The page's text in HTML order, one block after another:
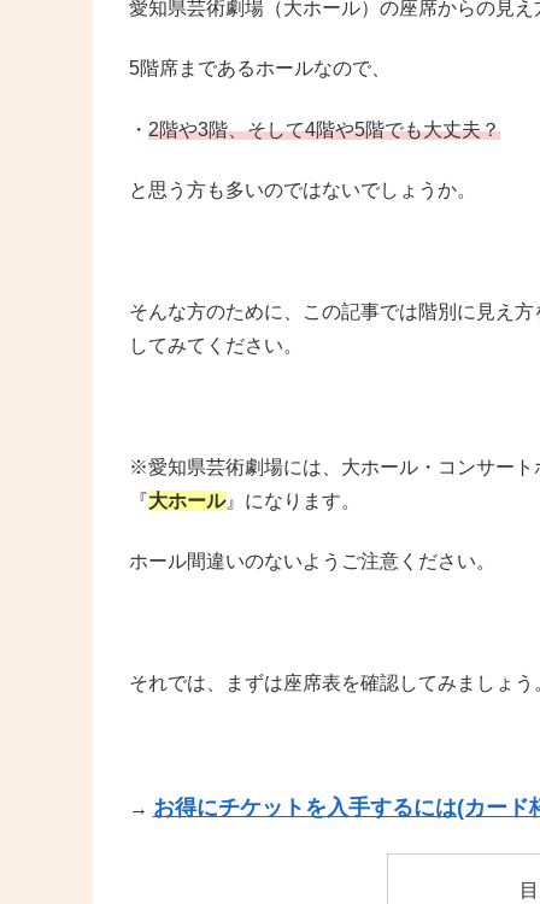
愛知県芸術劇場（大ホール）の座席からの見
5階席まであるホールなので、
・ 2階や3階、そして4階や5階でも大丈夫？
と思う方も多いのではないでしょうか。
そんな方のために、この記事では階別に見え
してみてください。
※愛知県芸術劇場には、大ホール・コンサー
『大ホール』になります。
ホール間違いのないようご注意ください。
それでは、まずは座席表を確認してみましょう
→ お得にチケットを入手するには(カード